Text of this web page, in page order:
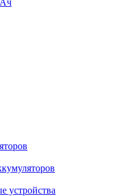
устройства